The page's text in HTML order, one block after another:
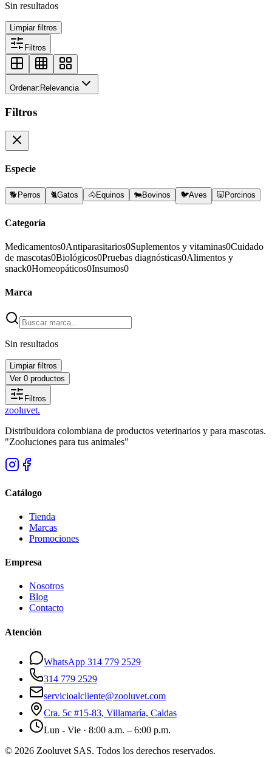
Sin resultados
Limpiar filtros
Filtros
Ordenar: Relevancia
Filtros
Especie
🐕 Perros 🐈Gatos 🐴Equinos 🐄Bovinos 🐦Aves 🐷 Porcinos
Categoría
Medicamentos0Antiparasitarios0Suplementos y vitaminas0Cuidado
de mascotas0Biológicos0Pruebas diagnósticas0Alimentos y
snack0Homeopáticos0Insumos0
Marca
Sin resultados
Limpiar filtros
Ver 0 productos
Filtros
zooluvet.
Distribuidora colombiana de productos veterinarios y para mascotas.
"Zooluciones para tus animales"
Catálogo
Tienda
Marcas
Promociones
Empresa
Nosotros
Blog
Contacto
Atención
WhatsApp 314 779 2529
314 779 2529
servicioalcliente@zooluvet.com
Cra. 5c #15-83, Villamaría, Caldas
Lun - Vie · 8:00 a.m. – 6:00 p.m.
© 2026 Zooluvet SAS. Todos los derechos reservados.